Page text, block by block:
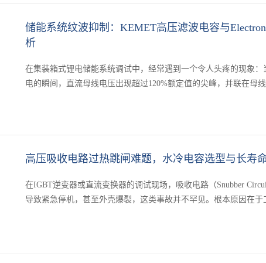
储能系统纹波抑制：KEMET高压滤波电容与
析
在集装箱式锂电储能系统调试中，经常遇到一个令人头疼的现象
电的瞬间，直流母线电压出现超过120%额定值的尖峰，并联在母
高压吸收电路过热跳闸难题，水冷电容选型与长寿
在IGBT逆变器或直流变换器的调试现场，吸收电路（Snubber
导致紧急停机，甚至外壳爆裂，这类事故并不罕见。根本原因在